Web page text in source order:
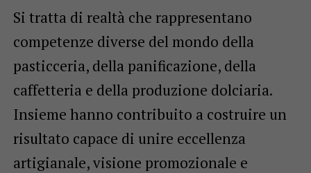
Si tratta di realtà che rappresentano
competenze diverse del mondo della
pasticceria, della panificazione, della
caffetteria e della produzione dolciaria.
Insieme hanno contribuito a costruire un
risultato capace di unire eccellenza
artigianale, visione promozionale e